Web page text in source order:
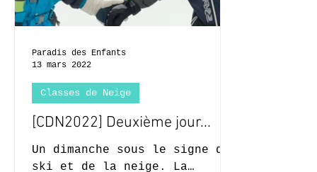
[CDN2022] Deuxième jour...
Un dimanche sous le signe du
ski et de la neige. La
Classes de Neige
Paradis des Enfants
13 mars 2022